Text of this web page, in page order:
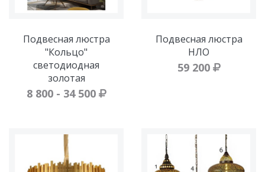
Подвесная люстра
"Кольцо"
светодиодная
золотая
8 800 - 34 500
Подвесная люстра
НЛО
59 200